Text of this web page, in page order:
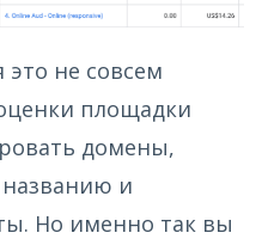
это не совсем
площадки
домены,
и
Но именно так вы